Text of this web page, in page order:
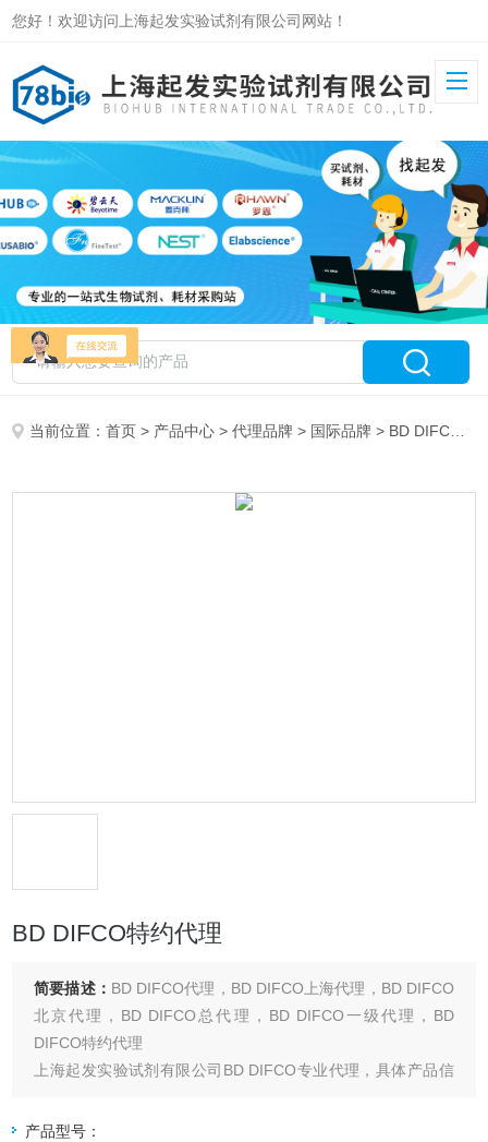
您好！欢迎访问上海起发实验试剂有限公司网站！
当前位置：首页 > 产品中心 >代理品牌 > 国际品牌 > BD DIFCO特约代理
BD DIFCO特约代理
简要描述： BD DIFCO代理，BD DIFCO上海代理，BD DIFCO
北京代理，BD DIFCO总代理，BD DIFCO一级代理，BD
DIFCO特约代理
上海起发实验试剂有限公司BD DIFCO专业代理，具体产品信
产品型号：